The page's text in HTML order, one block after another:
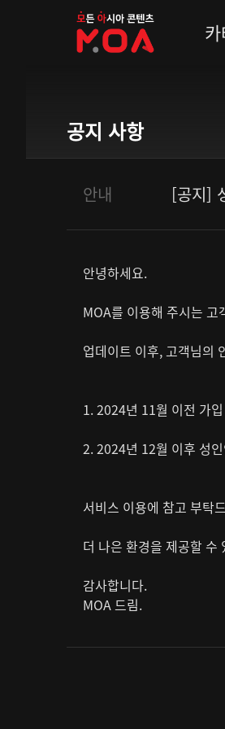
MOA
공지 사항
안내 [공지]
안녕하세요.
MOA를 이용해 주시는
업데이트 이후, 고객님의
1. 2024년 11월 이전 가
2. 2024년 12월 이후 성
서비스 이용에 참고 부탁
더 나은 환경을 제공할 수
감사합니다.
MOA 드림.